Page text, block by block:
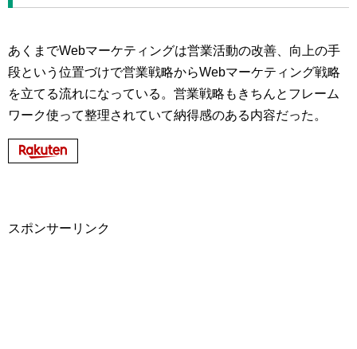
あくまでWebマーケティングは営業活動の改善、向上の手
段という位置づけで営業戦略からWebマーケティング戦略
を立てる流れになっている。営業戦略もきちんとフレーム
ワーク使って整理されていて納得感のある内容だった。
スポンサーリンク